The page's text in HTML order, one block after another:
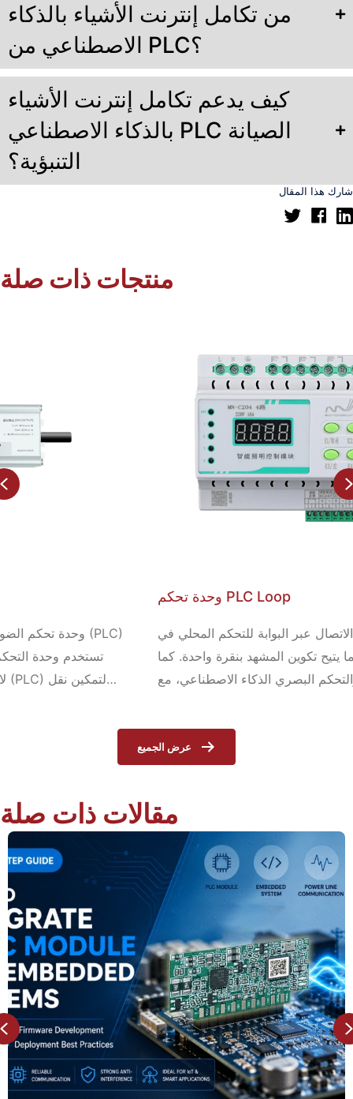
من تكامل إنترنت الأشياء بالذكاء
الاصطناعي من PLC؟
كيف يدعم تكامل إنترنت الأشياء
بالذكاء الاصطناعي PLC الصيانة
التنبؤية؟
شارك هذا المقال
منتجات ذات صلة
يدعم جهاز التحكم الحلقي الاتصال عبر البوابة للتحكم المحلي في
الأزرار والتحكم عن بعد، مما يتيح تكوين المشهد بنقرة واحدة. كما
يدعم التحكم في المشاهد والتحكم البصري الذكاء الاصطناعي، مع
الإضاءة في الفنادق، والملاعب، ومحطات القطار، ومواقف
السيارات، والمطارات، والمباني التجارية، والمطاعم. عند دمجه
Previous
عرض الجميع
مقالات ذات صلة
Previous